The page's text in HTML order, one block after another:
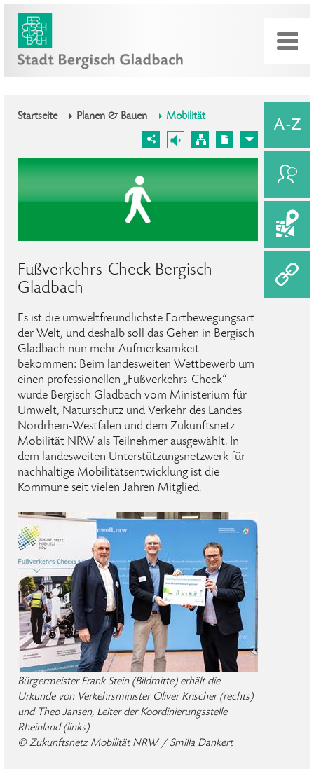
Startseite Planen & Bauen Mobilität
Fußverkehrs-Check Bergisch
Gladbach
Es ist die umweltfreundlichste Fortbewegungsart
der Welt, und deshalb soll das Gehen in Bergisch
Gladbach nun mehr Aufmerksamkeit
bekommen: Beim landesweiten Wettbewerb um
einen professionellen „Fußverkehrs-Check“
wurde Bergisch Gladbach vom Ministerium für
Umwelt, Naturschutz und Verkehr des Landes
Nordrhein-Westfalen und dem Zukunftsnetz
Mobilität NRW als Teilnehmer ausgewählt. In
dem landesweiten Unterstützungsnetzwerk für
nachhaltige Mobilitätsentwicklung ist die
Kommune seit vielen Jahren Mitglied.
Bürgermeister Frank Stein (Bildmitte) erhält die
Urkunde von Verkehrsminister Oliver Krischer (rechts)
und Theo Jansen, Leiter der Koordinierungsstelle
Rheinland (links)
© Zukunftsnetz Mobilität NRW / Smilla Dankert